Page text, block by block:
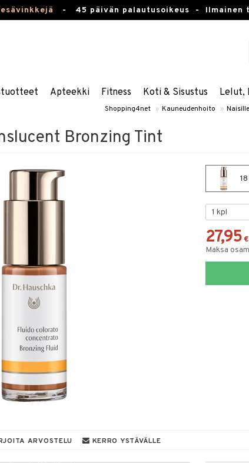
- 45 päivän palautusoikeus - Ilmainen
Apteekki Fitness Koti & Sisustus Lelut,
Shopping4net » Kauneudenhoito » Naisille
Bronzing Tint
27,95 €
Maksa
ARVOSTELU KERRO YSTÄVÄLLE